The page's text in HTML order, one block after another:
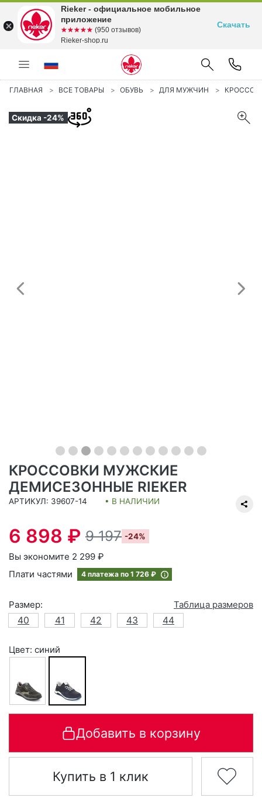
ГЛАВНАЯ ВСЕ ТОВАРЫ ОБУВЬ ДЛЯ МУЖЧИН
Скидка -24%
Предыдущий
КРОССОВКИ МУЖСКИЕ
ДЕМИСЕЗОННЫЕ RIEKER
АРТИКУЛ: 39607-14 • В НАЛИЧИИ
6 898 ₽ 9 197 -24%
Вы экономите 2 299 ₽
Плати частями
4 платежа по 1 726 ₽
Размер:
Таблица размеров
40
41 42 43 44
Цвет: синий
Добавить в корзину
Купить в 1 клик
Rieker - официальное мобильное
приложение
☆☆☆☆☆
★★★★★ (950 отзывов)
Rieker-shop.ru
Скачать